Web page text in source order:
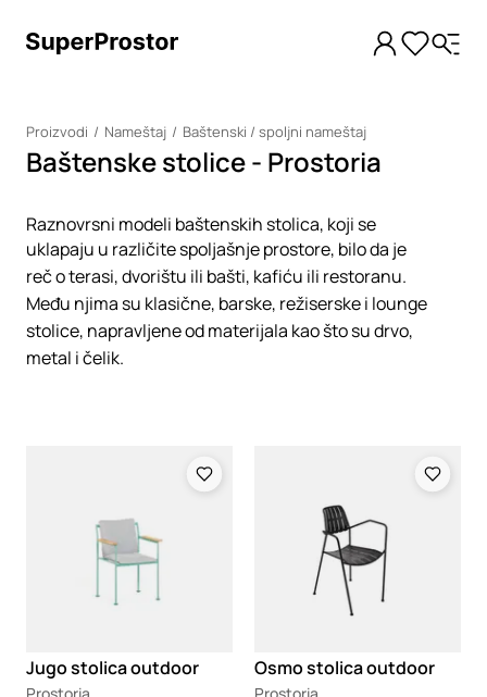
Proizvodi Nameštaj Baštenski / spoljni nameštaj
Baštenske stolice - Prostoria
Raznovrsni modeli baštenskih stolica, koji se
uklapaju u različite spoljašnje prostore, bilo da je
reč o terasi, dvorištu ili bašti, kafiću ili restoranu.
Među njima su klasične, barske, režiserske i lounge
stolice, napravljene od materijala kao što su drvo,
metal i čelik.
Jugo stolica outdoor Osmo stolica outdoor